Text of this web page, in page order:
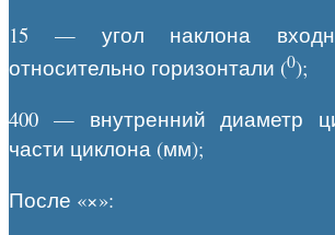
15 — угол наклона
относительно горизонтали (0);
400 — внутренний диаметр
части циклона (мм);
После «×»: